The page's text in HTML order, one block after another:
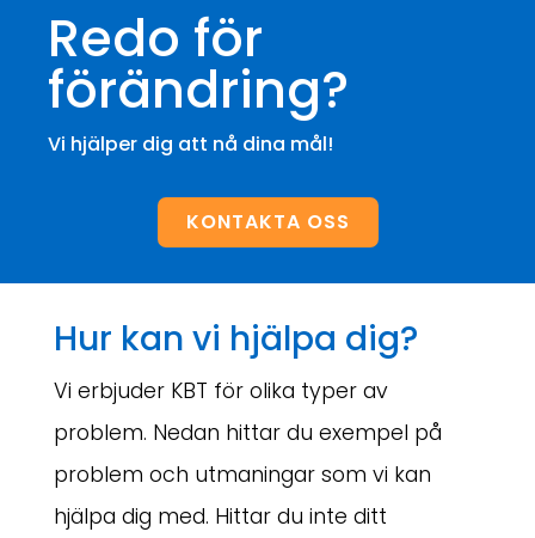
Redo för
förändring?
Vi hjälper dig att nå dina mål!
KONTAKTA OSS
Hur kan vi hjälpa dig?
Vi erbjuder KBT för olika typer av
problem. Nedan hittar du exempel på
problem och utmaningar som vi kan
hjälpa dig med. Hittar du inte ditt